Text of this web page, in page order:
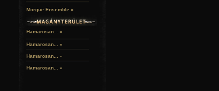
Morgue Ensemble »
Hamarosan... »
Hamarosan... »
Hamarosan... »
Hamarosan... »